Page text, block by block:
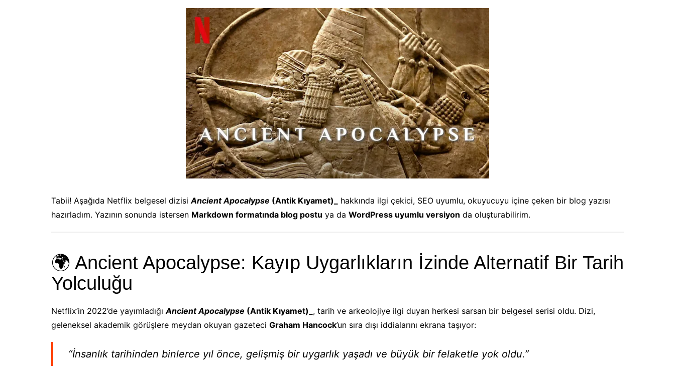
Entrepreneurship
Art
Philosophy
Math
General
Tabii! Aşağıda Netflix belgesel dizisiAncient Apocalypse (Antik Kıyamet)_
hakkında ilgi çekici, SEO uyumlu, okuyucuyu içine çeken bir blog yazısı
hazırladım. Yazının sonunda istersen Markdown formatında blog postu ya da WordPress uyumlu versiyon da oluşturabilirim.
🌍 Ancient Apocalypse: Kayıp Uygarlıkların İzinde Alternatif Bir Tarih
Yolculuğu
Netflix’in 2022’de yayımladığıAncient Apocalypse (Antik Kıyamet)_ , tarih ve arkeolojiye ilgi duyan herkesi sarsan bir belgesel serisi oldu. Dizi,
geleneksel akademik görüşlere meydan okuyan gazeteci Graham Hancock’un sıra dışı iddialarını ekrana taşıyor:
“İnsanlık tarihinden binlerce yıl önce, gelişmiş bir uygarlık yaşadı ve büyük bir felaketle yok oldu.”